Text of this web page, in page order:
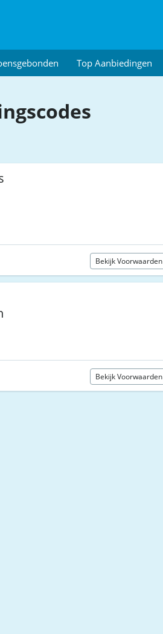
Top Aanbiedingen
Bekijk Voorwaarden
Bekijk Voorwaarden